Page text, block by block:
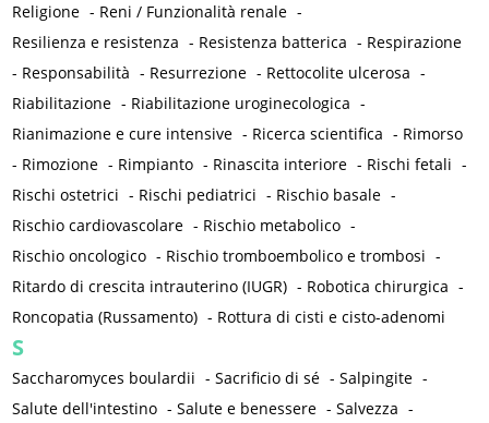
Religione - Reni / Funzionalità renale -
Resilienza e resistenza - Resistenza batterica - Respirazione
- Responsabilità - Resurrezione - Rettocolite ulcerosa -
Riabilitazione - Riabilitazione uroginecologica -
Rianimazione e cure intensive - Ricerca scientifica - Rimorso
- Rimozione - Rimpianto - Rinascita interiore - Rischi fetali -
Rischi ostetrici - Rischi pediatrici - Rischio basale -
Rischio cardiovascolare - Rischio metabolico -
Rischio oncologico - Rischio tromboembolico e trombosi -
Ritardo di crescita intrauterino (IUGR) - Robotica chirurgica -
Roncopatia (Russamento) - Rottura di cisti e cisto-adenomi
S
Saccharomyces boulardii -Sacrificio di sé -Salpingite -
Salute dell'intestino -Salute e benessere -Salvezza -